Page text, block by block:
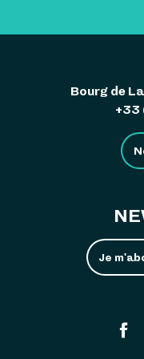
Bourg de
+33
Je